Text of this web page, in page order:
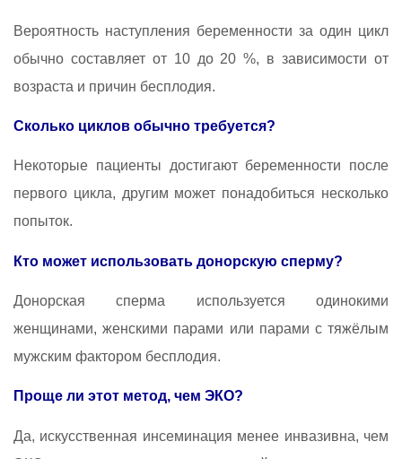
Вероятность наступления беременности за один цикл
обычно составляет от 10 до 20 %, в зависимости от
возраста и причин бесплодия.
Сколько циклов обычно требуется?
Некоторые пациенты достигают беременности после
первого цикла, другим может понадобиться несколько
попыток.
Кто может использовать донорскую сперму?
Донорская сперма используется одинокими
женщинами, женскими парами или парами с тяжёлым
мужским фактором бесплодия.
Проще ли этот метод, чем ЭКО?
Да, искусственная инсеминация менее инвазивна, чем